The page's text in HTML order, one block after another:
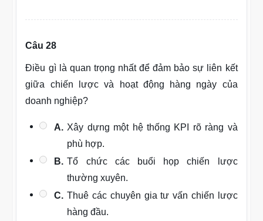
Câu 28
Điều gì là quan trọng nhất để đảm bảo sự liên kết
giữa chiến lược và hoạt động hàng ngày của
doanh nghiệp?
A. Xây dựng một hệ thống KPI rõ ràng và
phù hợp.
B. Tổ chức các buổi họp chiến lược
thường xuyên.
C. Thuê các chuyên gia tư vấn chiến lược
hàng đầu.